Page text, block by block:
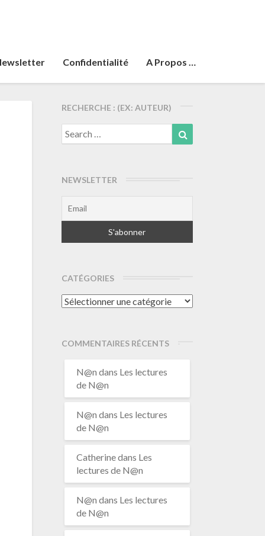
Confidentialité A Propos …
RECHERCHE : (EX: AUTEUR)
Search
for:
NEWSLETTER
CATÉGORIES
Catégories
COMMENTAIRES RÉCENTS
N@n dans Les lectures
de N@n
N@n dans Les lectures
de N@n
Catherinedans Les
lectures de N@n
N@n dans Les lectures
de N@n